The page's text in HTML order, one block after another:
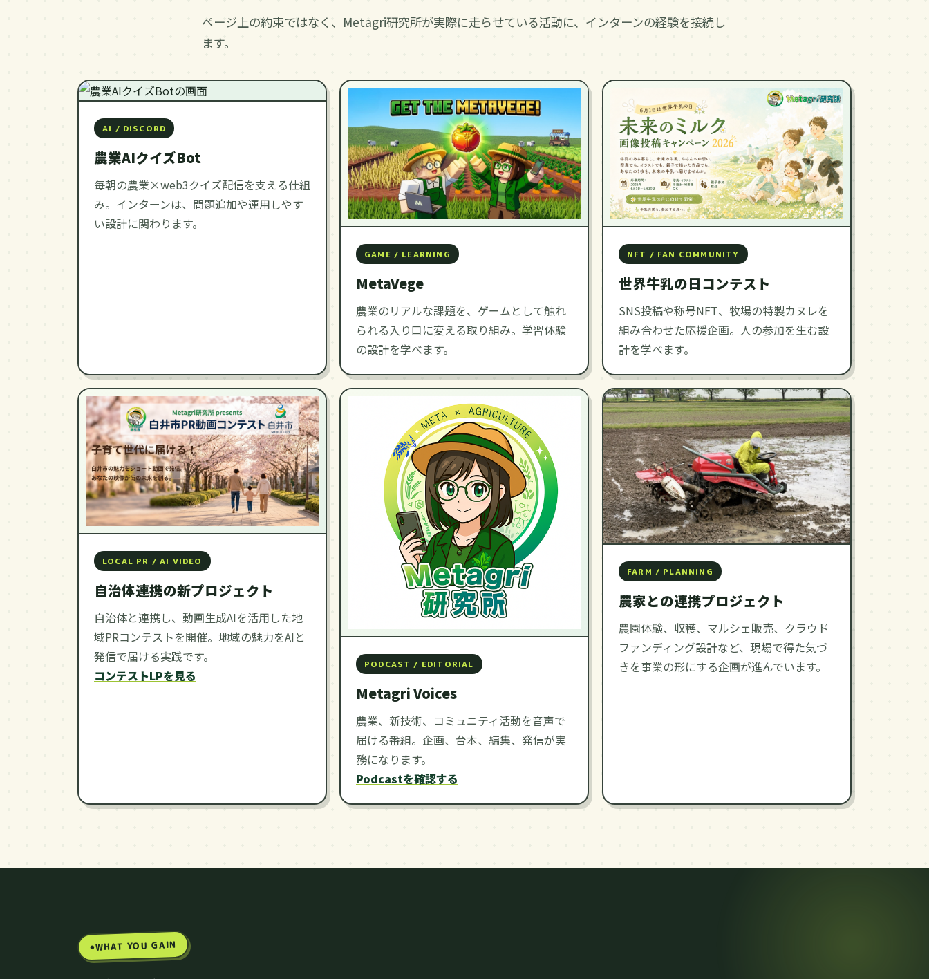
ページ上の約束ではなく、Metagri研究所が実際に走らせている活動に、インターンの経験を接続し
ます。
AI / DISCORD
農業AIクイズBot
毎朝の農業×web3クイズ配信を支える仕組
み。インターンは、問題追加や運用しやす
い設計に関わります。
GAME / LEARNING
MetaVege
農業のリアルな課題を、ゲームとして触れ
られる入り口に変える取り組み。学習体験
の設計を学べます。
NFT / FAN COMMUNITY
世界牛乳の日コンテスト
SNS投稿や称号NFT、牧場の特製カヌレを
組み合わせた応援企画。人の参加を生む設
計を学べます。
LOCAL PR / AI VIDEO
自治体連携の新プロジェクト
自治体と連携し、動画生成AIを活用した地
域PRコンテストを開催。地域の魅力をAIと
発信で届ける実践です。
コンテストLPを見る
PODCAST / EDITORIAL
Metagri Voices
農業、新技術、コミュニティ活動を音声で
届ける番組。企画、台本、編集、発信が実
務になります。
Podcastを確認する
FARM / PLANNING
農家との連携プロジェクト
農園体験、収穫、マルシェ販売、クラウド
ファンディング設計など、現場で得た気づ
きを事業の形にする企画が進んでいます。
WHAT YOU GAIN